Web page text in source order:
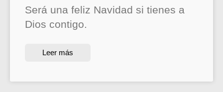
Será una feliz Navidad si tienes a
Dios contigo.
Leer más